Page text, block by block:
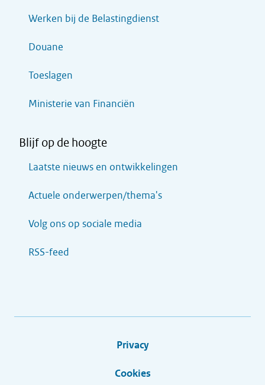
Werken bij de Belastingdienst
Douane
Toeslagen
Ministerie van Financiën
Blijf op de hoogte
Laatste nieuws en ontwikkelingen
Actuele onderwerpen/thema's
Volg ons op sociale media
RSS-feed
Privacy
Cookies